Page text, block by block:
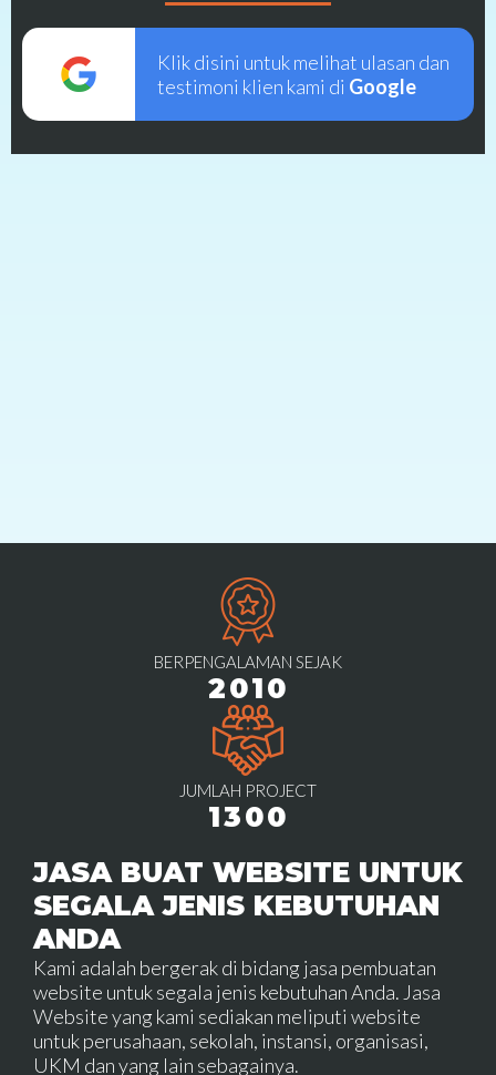
Klik disini untuk melihat ulasan dan
testimoni klien kami di Google
BERPENGALAMAN SEJAK
2010
JUMLAH PROJECT
1300
JASA BUAT WEBSITE UNTUK
SEGALA JENIS KEBUTUHAN
ANDA
Kami adalah bergerak di bidang jasa pembuatan
website untuk segala jenis kebutuhan Anda. Jasa
Website yang kami sediakan meliputi website
untuk perusahaan, sekolah, instansi, organisasi,
UKM dan yang lain sebagainya.